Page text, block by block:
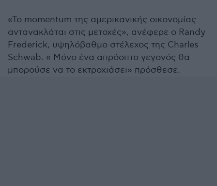
«Το momentum της αμερικανικής οικονομίας
αντανακλάται στις μετοχές», ανέφερε ο Randy
Frederick, υψηλόβαθμο στέλεχος της Charles
Schwab. « Μόνο ένα απρόοπτο γεγονός θα
μπορούσε να το εκτροχιάσει» πρόσθεσε.